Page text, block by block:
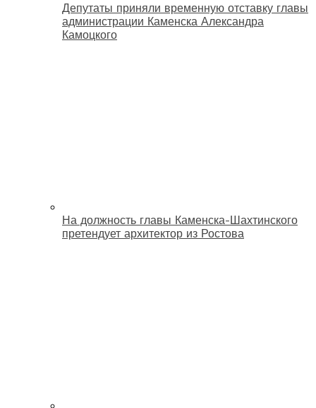
Депутаты приняли временную отставку главы
администрации Каменска Александра
Камоцкого
На должность главы Каменска-Шахтинского
претендует архитектор из Ростова